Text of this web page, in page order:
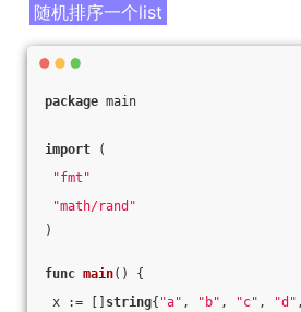
随机排序一个list
package main
import (
"fmt"
"math/rand"
)
func main()
{
x := [] string{ "a" , "b" , "c" , "d"